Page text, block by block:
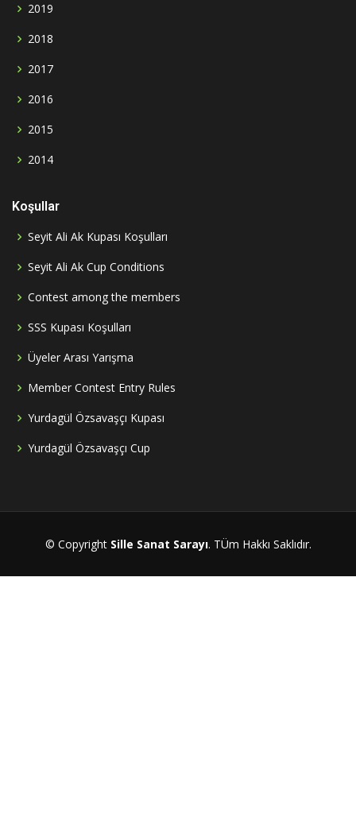
2019
2018
2017
2016
2015
2014
Koşullar
Seyit Ali Ak Kupası Koşulları
Seyit Ali Ak Cup Conditions
Contest among the members
SSS Kupası Koşulları
Üyeler Arası Yarışma
Member Contest Entry Rules
Yurdagül Özsavaşçı Kupası
Yurdagül Özsavaşçı Cup
© Copyright Sille Sanat Sarayı. TÜm Hakkı Saklıdır.